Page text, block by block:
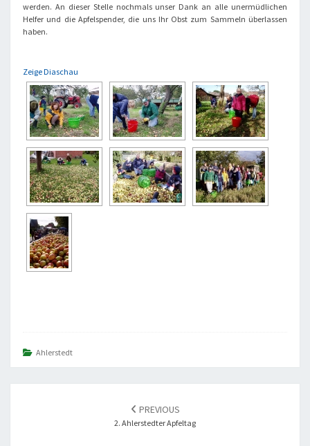
werden. An dieser Stelle nochmals unser Dank an alle unermüdlichen
Helfer und die Apfelspender, die uns Ihr Obst zum Sammeln überlassen
haben.
Zeige Diaschau
Ahlerstedt
PREVIOUS
2. Ahlerstedter Apfeltag